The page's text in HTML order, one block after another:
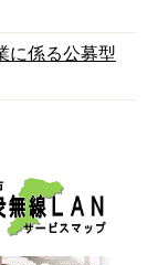
に係る公募型